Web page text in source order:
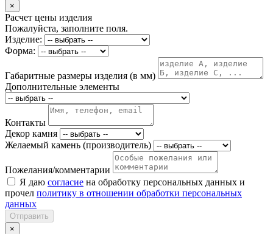
×
Расчет цены изделия
Пожалуйста, заполните поля.
Изделие:
Форма:
Габаритные размеры изделия (в мм)
Дополнительные элементы
Контакты
Декор камня
Желаемый камень (производитель)
Пожелания/комментарии
Я даю согласие на обработку персональных данных и
прочел политику в отношении обработки персональных
данных
Отправить
×